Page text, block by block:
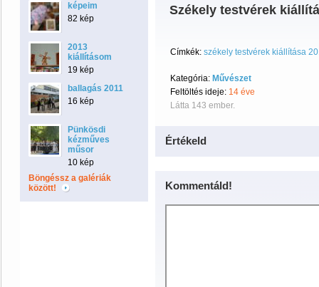
képeim
82 kép
2013
kiállításom
19 kép
ballagás 2011
16 kép
Pünkösdi
kézműves
műsor
10 kép
Böngéssz a galériák
között!
Székely testvérek
Címkék: székely testvérek kiállítása
Kategória: Művészet
Feltöltés ideje: 14 éve
Látta 143 ember.
Értékeld
Kommentáld!